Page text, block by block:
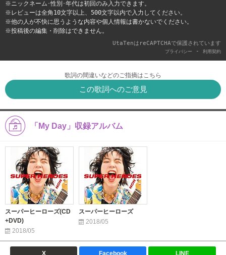
※ニックネーム･性別･年代は初回のみ入力できます。
※レビューは全角10文字以上、500文字以内で入力してください。
※他の人が不快に思うような内容や個人情報は書かないでください。
※投稿後の編集・削除はできません。
UtaTenはreCAPTCHAで保護されています
プライバシー - 利用契約
歌詞の間違いなどのご指摘はこちら
この歌詞へのご意見
「My Day」収録アルバム
スーパーヒーローズ(CD
+DVD)
2018/05
スーパーヒーローズ
2018/05